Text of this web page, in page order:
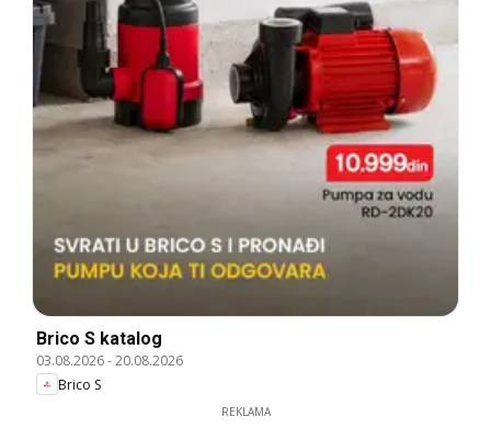
Brico S katalog
03.08.2026-20.08.2026
Brico S
REKLAMA